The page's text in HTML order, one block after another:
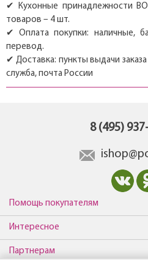
✔ Кухонные принадлежности
товаров – 4 шт.
✔ Оплата покупки: наличные,
перевод.
✔ Доставка: пункты выдачи
служба, почта России
8 (495)
Помощь покупателям
Интересное
Партнерам